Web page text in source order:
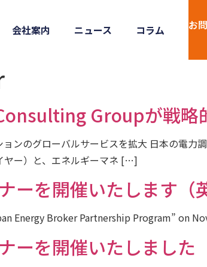
会社案内 ニュース コラム お
Groupが戦略
ンのグローバルサービスを拡大 日本の電力
ヤー）と、エネルギーマネ […]
を開催いたします（
Energy Broker Partnership Program” on
ーを開催いたしました